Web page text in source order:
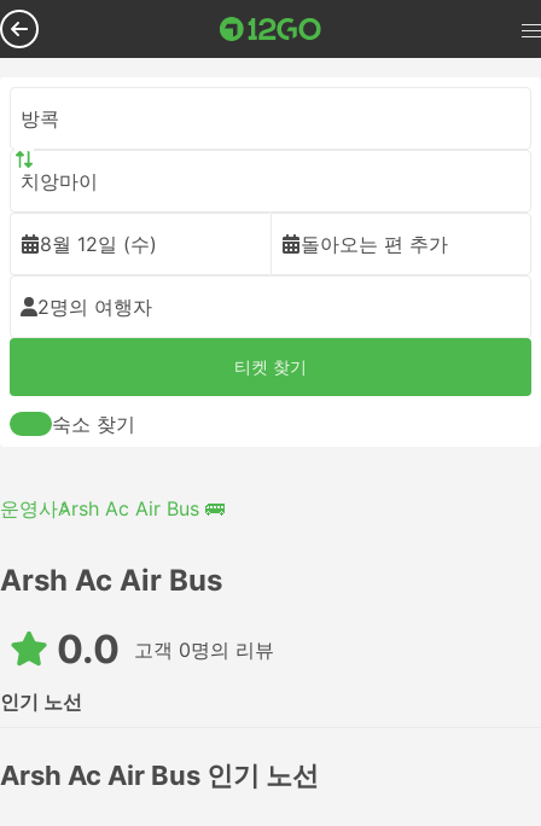
방콕
치앙마이
8월 12일 (수) 돌아오는 편 추가
2명의 여행자
티켓 찾기
숙소 찾기
운영사Arsh Ac Air Bus 🚌
Arsh Ac Air Bus
0.0 고객 0명의 리뷰
인기 노선
Arsh Ac Air Bus 인기 노선